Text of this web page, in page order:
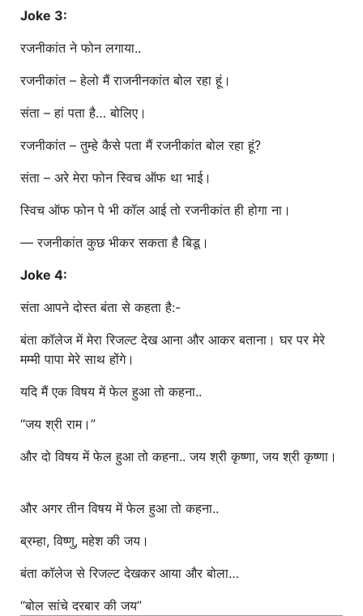
Joke 3:
रजनीकांत ने फोन लगाया..
रजनीकांत – हेलो मैं राजनीनकांत बोल रहा हूं।
संता – हां पता है… बोलिए।
रजनीकांत – तुम्हे कैसे पता मैं रजनीकांत बोल रहा हूं?
संता – अरे मेरा फोन स्विच ऑफ था भाई।
स्विच ऑफ फोन पे भी कॉल आई तो रजनीकांत ही होगा ना।
— रजनीकांत कुछ भीकर सकता है बिडू।
Joke 4:
संता आपने दोस्त बंता से कहता है:-
बंता कॉलेज में मेरा रिजल्ट देख आना और आकर बताना। घर पर मेरे
मम्मी पापा मेरे साथ होंगे।
यदि मैं एक विषय में फेल हुआ तो कहना..
“जय श्री राम।”
और दो विषय में फेल हुआ तो कहना.. जय श्री कृष्णा, जय श्री कृष्णा।
और अगर तीन विषय में फेल हुआ तो कहना..
ब्रम्हा, विष्णु, महेश की जय।
बंता कॉलेज से रिजल्ट देखकर आया और बोला…
“बोल सांचे दरबार की जय”